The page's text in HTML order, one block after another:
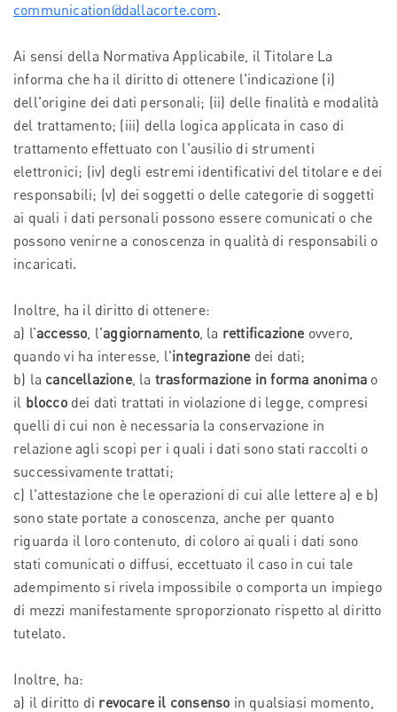
communication@dallacorte.com.
Ai sensi della Normativa Applicabile, il Titolare La
informa che ha il diritto di ottenere l'indicazione (i)
dell'origine dei dati personali; (ii) delle finalità e modalità
del trattamento; (iii) della logica applicata in caso di
trattamento effettuato con l'ausilio di strumenti
elettronici; (iv) degli estremi identificativi del titolare e dei
responsabili; (v) dei soggetti o delle categorie di soggetti
ai quali i dati personali possono essere comunicati o che
possono venirne a conoscenza in qualità di responsabili o
incaricati.
Inoltre, ha il diritto di ottenere:
a) l’accesso, l'aggiornamento, la rettificazione ovvero,
quando vi ha interesse, l'integrazione dei dati;
b) la cancellazione, la trasformazione in forma anonima o
il bloccodei dati trattati in violazione di legge, compresi
quelli di cui non è necessaria la conservazione in
relazione agli scopi per i quali i dati sono stati raccolti o
successivamente trattati;
c) l'attestazione che le operazioni di cui alle lettere a) e b)
sono state portate a conoscenza, anche per quanto
riguarda il loro contenuto, di coloro ai quali i dati sono
stati comunicati o diffusi, eccettuato il caso in cui tale
adempimento si rivela impossibile o comporta un impiego
di mezzi manifestamente sproporzionato rispetto al diritto
tutelato.
Inoltre, ha:
a) il diritto di revocare il consenso in qualsiasi momento,